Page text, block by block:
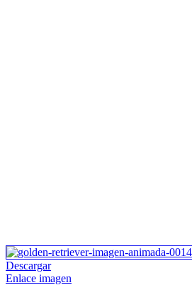
Descargar
Enlace imagen